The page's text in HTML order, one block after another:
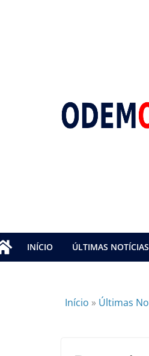
INÍCIO ÚLTIMAS NOTÍCIAS
Início » Últimas